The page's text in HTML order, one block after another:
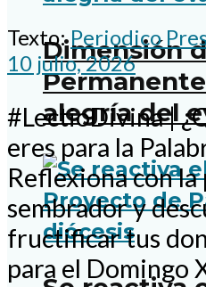
Dimensión
alegría del
Texto: Periodico
10 julio, 2026
#LectioDivina |
eres para la
Reflexiona con la
sembrador y
fructificar tus
para el Domingo